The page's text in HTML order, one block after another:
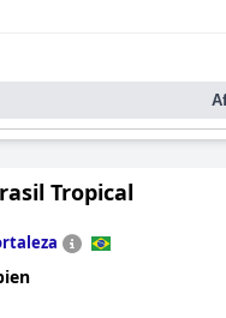
ou la mer, créant
et des espaces
éloges exceptionnels
fourni par l'équipe
également, le
vue imprenable sur
et des piscines
Wi-Fi,
Tropical